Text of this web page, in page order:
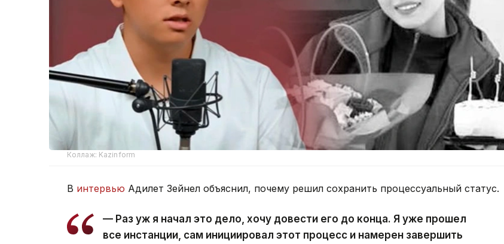
Коллаж: Kazinform
В интервью Адилет Зейнел объяснил, почему решил сохранить процессуальный статус.
— Раз уж я начал это дело, хочу довести его до конца. Я уже прошел
все инстанции, сам инициировал этот процесс и намерен завершить